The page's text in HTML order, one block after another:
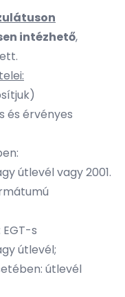
intézhető,
és érvényes
útlevél vagy 2001.
s
útlevél;
útlevél